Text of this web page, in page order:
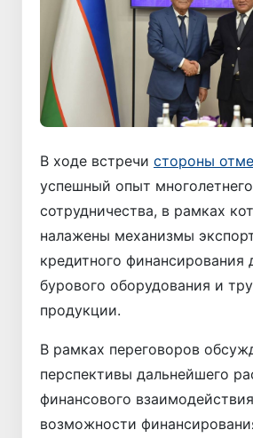
В ходе встречи стороны
успешный опыт многолетнего
сотрудничества, в рамках
налажены механизмы
кредитного финансирования
бурового оборудования и
продукции.
В рамках переговоров
перспективы дальнейшего
финансового
возможности